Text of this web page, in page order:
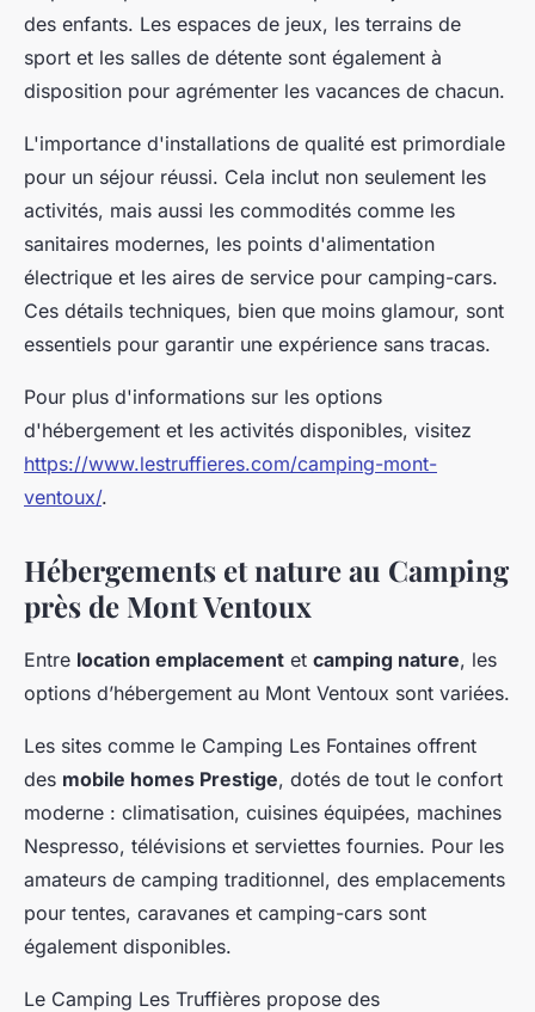
des enfants. Les espaces de jeux, les terrains de
sport et les salles de détente sont également à
disposition pour agrémenter les vacances de chacun.
L'importance d'installations de qualité est primordiale
pour un séjour réussi. Cela inclut non seulement les
activités, mais aussi les commodités comme les
sanitaires modernes, les points d'alimentation
électrique et les aires de service pour camping-cars.
Ces détails techniques, bien que moins glamour, sont
essentiels pour garantir une expérience sans tracas.
Pour plus d'informations sur les options
d'hébergement et les activités disponibles, visitez
https://www.lestruffieres.com/camping-mont-
ventoux/.
Hébergements et nature au Camping
près de Mont Ventoux
Entre location emplacement et camping nature, les
options d’hébergement au Mont Ventoux sont variées.
Les sites comme le Camping Les Fontaines offrent
des mobile homes Prestige, dotés de tout le confort
moderne : climatisation, cuisines équipées, machines
Nespresso, télévisions et serviettes fournies. Pour les
amateurs de camping traditionnel, des emplacements
pour tentes, caravanes et camping-cars sont
également disponibles.
Le Camping Les Truffières propose des